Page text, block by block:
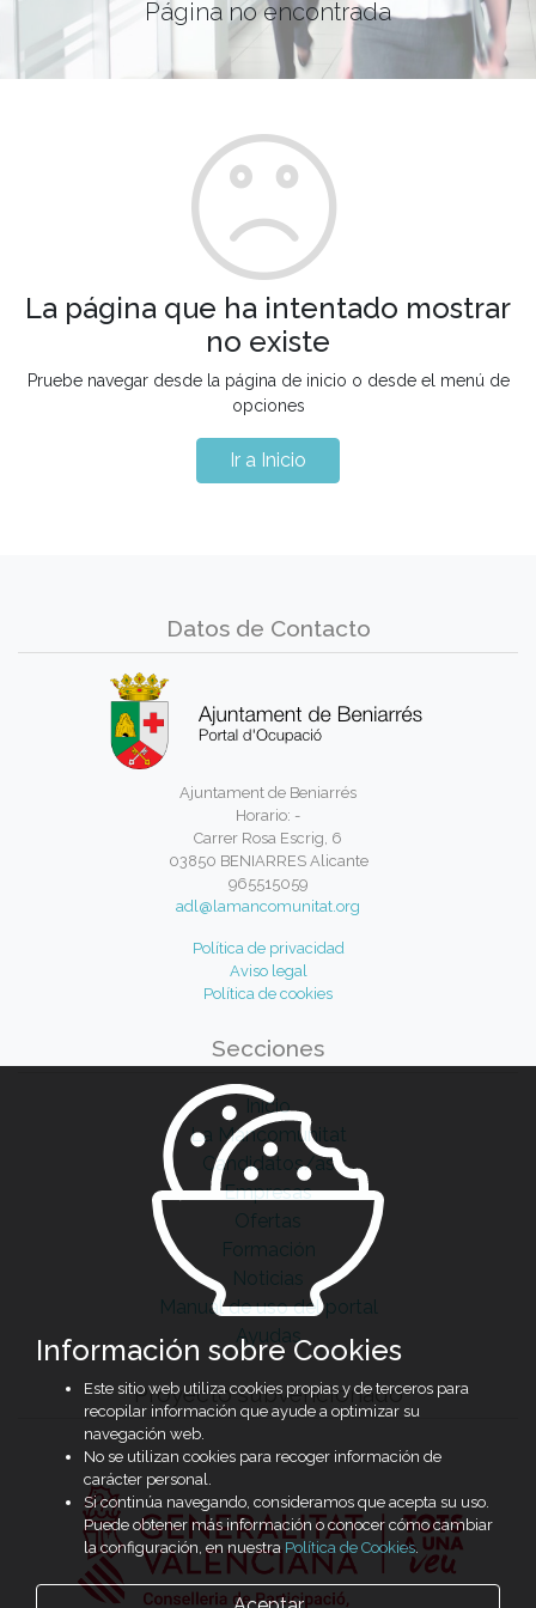
Página no encontrada
La página que ha intentado mostrar
no existe
Pruebe navegar desde la página de inicio o desde el menú de
opciones
Ir a Inicio
Datos de Contacto
Ajuntament de Beniarrés
Horario: -
Carrer Rosa Escrig, 6
03850 BENIARRES Alicante
965515059
adl@lamancomunitat.org
Política de privacidad
Aviso legal
Política de cookies
Secciones
Inicio
La Mancomunitat
Candidatos/as
Empresas
Ofertas
Formación
Noticias
Manual de uso del portal
Ayudas
Proyecto subvencionado
Información sobre Cookies
Este sitio web utiliza cookies propias y de terceros para
recopilar información que ayude a optimizar su
navegación web.
No se utilizan cookies para recoger información de
carácter personal.
Si continúa navegando, consideramos que acepta su uso.
Puede obtener más información o conocer cómo cambiar
la configuración, en nuestra Política de Cookies.